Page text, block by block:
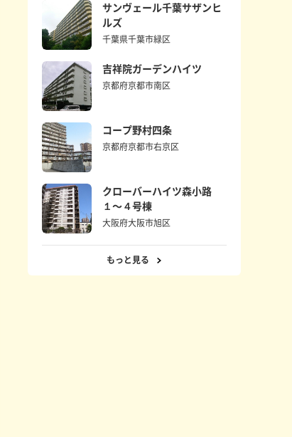
サンヴェール千葉サザンヒ
ルズ
千葉県千葉市緑区
吉祥院ガーデンハイツ
京都府京都市南区
コープ野村四条
京都府京都市右京区
クローバーハイツ森小路
１〜４号棟
大阪府大阪市旭区
もっと見る